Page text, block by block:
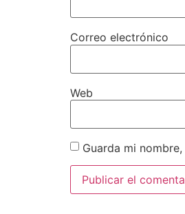
Correo electrónico
Web
Guarda mi